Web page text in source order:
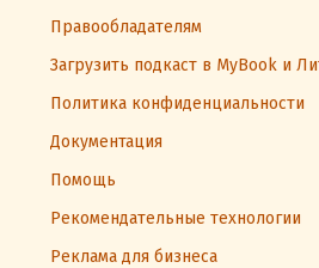
Правообладателям
Загрузить подкаст в MyBook и
Политика конфиденциальности
Документация
Помощь
Рекомендательные технологии
Реклама для бизнеса